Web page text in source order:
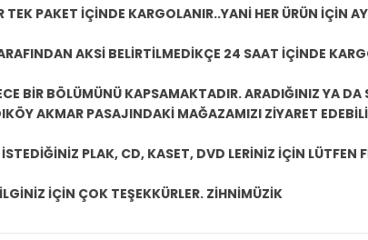
PAKET İÇİNDE KARGOLANIR..YANİ HER ÜRÜN İÇİN
AKSİ BELİRTİLMEDİKÇE 24 SAAT İÇİNDE
BİR BÖLÜMÜNÜ KAPSAMAKTADIR. ARADIĞINIZ YA DA
AKMAR PASAJINDAKİ MAĞAZAMIZI ZİYARET
PLAK, CD, KASET, DVD LERİNİZ İÇİN LÜTFEN
İLGİNİZ İÇİN ÇOK TEŞEKKÜRLER. ZİHNİMÜZİK